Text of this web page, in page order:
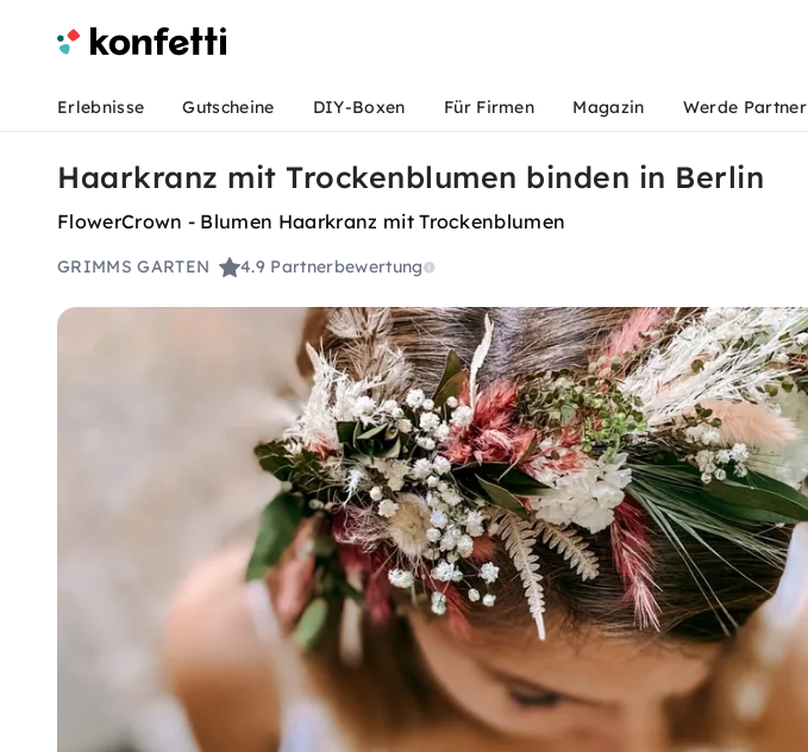
Erlebnisse Gutscheine DIY-Boxen Für Firmen Magazin Werde Partner
Haarkranz mit Trockenblumen binden in Berlin
FlowerCrown - Blumen Haarkranz mit Trockenblumen
GRIMMS GARTEN 4.9 Partnerbewertung